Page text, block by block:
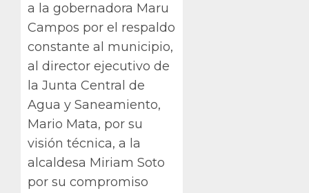
a la gobernadora Maru
Campos por el respaldo
constante al municipio,
al director ejecutivo de
la Junta Central de
Agua y Saneamiento,
Mario Mata, por su
visión técnica, a la
alcaldesa Miriam Soto
por su compromiso